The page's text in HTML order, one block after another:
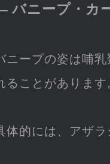
バニープ・カ
ニープの姿は哺
ることがあります
体的には、アザ